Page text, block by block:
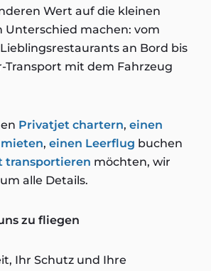
Wert auf die kleinen
Unterschied machen: vom
an Bord bis
Transport mit dem Fahrzeug
Privatjet chartern, einen
, einen Leerflug buchen
transportieren möchten, wir
alle Details.
zu fliegen
Ihr Schutz und Ihre